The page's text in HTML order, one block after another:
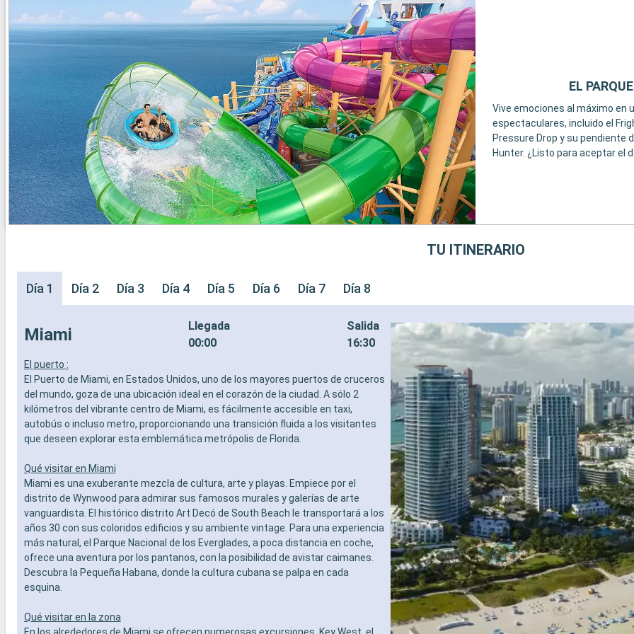
EL
Vive emociones al máximo en
espectaculares, incluido el
Pressure Drop y su pendiente
Hunter. ¿Listo para aceptar el
TU ITINERARIO
Día 1 Día 2 Día 3 Día 4 Día 5 Día 6 Día 7 Día 8
Miami
Llegada
00:00
Salida
16:30
El puerto :
El Puerto de Miami, en Estados Unidos, uno de los mayores puertos de cruceros
del mundo, goza de una ubicación ideal en el corazón de la ciudad. A sólo 2
kilómetros del vibrante centro de Miami, es fácilmente accesible en taxi,
autobús o incluso metro, proporcionando una transición fluida a los visitantes
que deseen explorar esta emblemática metrópolis de Florida.
Qué visitar en Miami
Miami es una exuberante mezcla de cultura, arte y playas. Empiece por el
distrito de Wynwood para admirar sus famosos murales y galerías de arte
vanguardista. El histórico distrito Art Decó de South Beach le transportará a los
años 30 con sus coloridos edificios y su ambiente vintage. Para una experiencia
más natural, el Parque Nacional de los Everglades, a poca distancia en coche,
ofrece una aventura por los pantanos, con la posibilidad de avistar caimanes.
Descubra la Pequeña Habana, donde la cultura cubana se palpa en cada
esquina.
Qué visitar en la zona